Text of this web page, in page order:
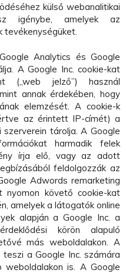
külső webanalitikai
igénybe, amelyek az
Analytics és Google
A Google Inc. cookie-kat
(„web jelző”) használ
annak érdekében, hogy
elemzését. A cookie-k
az érintett IP-címét) a
szerverein tárolja. A Google
harmadik felek
írja elő, vagy az adott
feldolgozzák az
Adwords remarketing
követő cookie-kat
amelyek a látogatók online
alapján a Google Inc. a
körön alapuló
más weboldalakon. A
a Google Inc. számára
is. A Google